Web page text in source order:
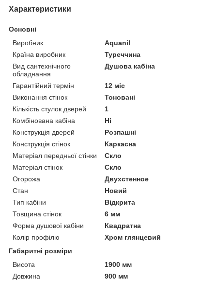
Характеристики
Основні
Виробник
Aquanil
Країна виробник
Туреччина
Вид сантехнічного
обладнання
Душова кабіна
Гарантійний термін
12 міс
Виконання стінок
Тоновані
Кількість стулок дверей
1
Комбінована кабіна
Ні
Конструкція дверей
Розпашні
Конструкція стінок
Каркасна
Матеріал передньої стінки
Скло
Матеріал стінок
Скло
Огорожа
Двухстенное
Стан
Новий
Тип кабіни
Відкрита
Товщина стінок
6 мм
Форма душової кабіни
Квадратна
Колір профілю
Хром глянцевий
Габаритні розміри
Висота
1900 мм
Довжина
900 мм